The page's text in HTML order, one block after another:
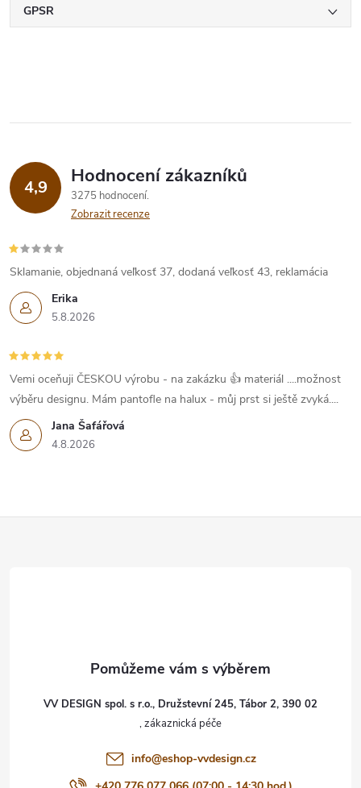
GPSR
4,9 Hodnocení zákazníků
3275 hodnocení
Zobrazit recenze
Erika
5.8.2026
Sklamanie, objednaná veľkosť 37, dodaná veľkosť 43, reklamácia
Jana Šafářová
4.8.2026
Vemi oceňuji ČESKOU výrobu - na zakázku 👍 materiál ....možnost
výběru designu. Mám pantofle na halux - můj prst si ještě zvyká....
VV DESIGN spol. s r.o., Družstevní 245, Tábor 2, 390 02
info@eshop-vvdesign.cz